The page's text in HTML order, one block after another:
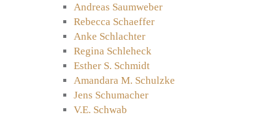
Andreas Saumweber
Rebecca Schaeffer
Anke Schlachter
Regina Schleheck
Esther S. Schmidt
Amandara M. Schulzke
Jens Schumacher
V.E. Schwab